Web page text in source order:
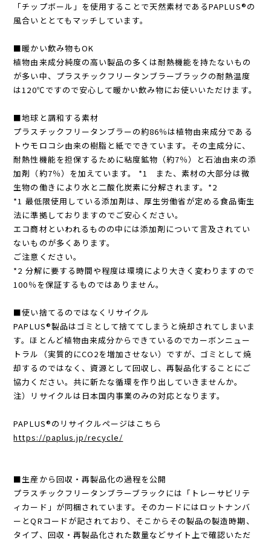
「チップボール」を使用することで天然素材であるPAPLUS®の
風合いととてもマッチしています。
■暖かい飲み物もOK
植物由来成分純度の高い製品の多くは耐熱機能を持たないもの
が多い中、プラスチックフリータンブラーブラックの耐熱温度
は120℃ですので安心して暖かい飲み物にお使いいただけます。
■地球と調和する素材
プラスチックフリータンブラーの約86％は植物由来成分である
トウモロコシ由来の樹脂と紙でできています。その主成分に、
耐熱性機能を担保するために粘度鉱物（約7％）と石油由来の添
加剤（約7％）を加えています。 *1 また、素材の大部分は微
生物の働きにより水と二酸化炭素に分解されます。*2
*1 最低限使用している添加剤は、厚生労働省が定める食品衛生
法に準拠しておりますのでご安心ください。
エコ商材といわれるものの中には添加剤について言及されてい
ないものが多くあります。
ご注意ください。
*2 分解に要する時間や程度は環境により大きく変わりますので
100％を保証するものではありません。
■使い捨てるのではなくリサイクル
PAPLUS®製品はゴミとして捨ててしまうと焼却されてしまいま
す。ほとんど植物由来成分からできているのでカーボンニュー
トラル（実質的にCO2を増加させない）ですが、ゴミとして焼
却するのではなく、資源として回収し、再製品化することにご
協力ください。共に新たな循環を作り出していきませんか。
注）リサイクルは日本国内事業のみの対応となります。
PAPLUS®のリサイクルページはこちら
https://paplus.jp/recycle/
■生産から回収・再製品化の過程を公開
プラスチックフリータンブラーブラックには「トレーサビリテ
ィカード」が同梱されています。そのカードにはロットナンバ
ーとQRコードが記されており、そこからその製品の製造時期、
タイプ、回収・再製品化された数量などサイト上で確認いただ